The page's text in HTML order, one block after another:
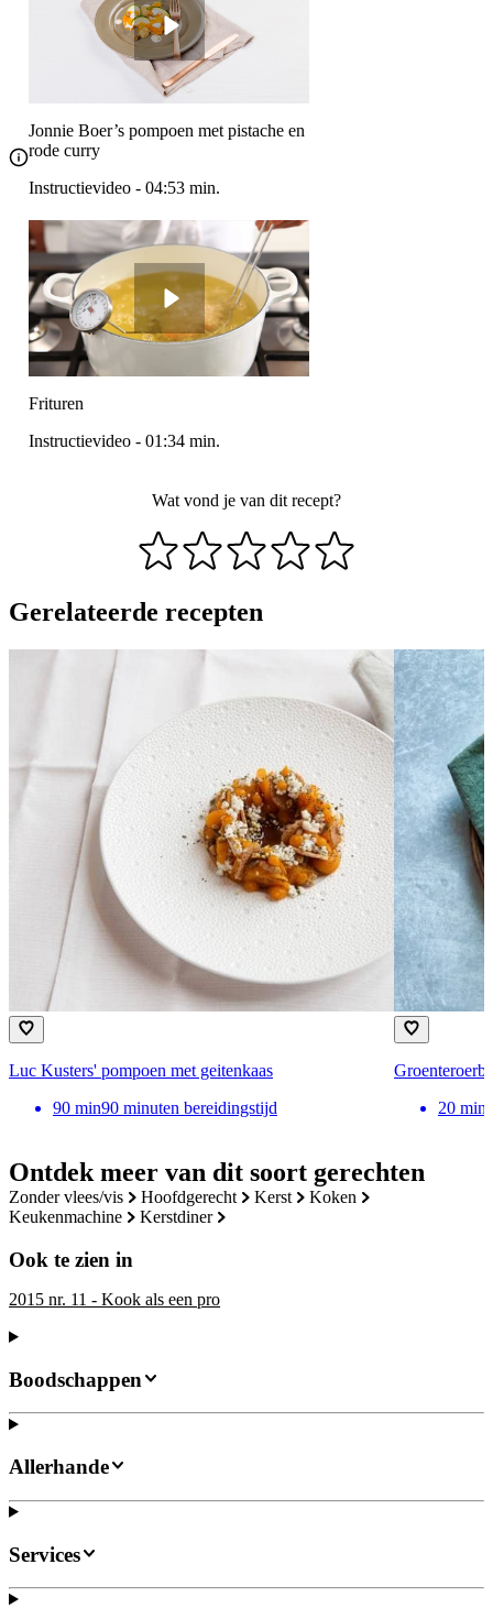
Ontdek meer van dit soort gerechten
zonder vlees/vis hoofdgerecht kerst
koken
keukenmachine
kerstdiner
Ook te zien in
2015 nr. 11 - Kook als een pro
Jonnie Boer’s pompoen met pistache en
rode curry
Instructievideo - 04:53 min.
Frituren
Instructievideo - 01:34 min.
Wat vond je van dit recept?
Gerelateerde recepten
Luc Kusters' pompoen met geitenkaas
90 min90 minuten bereidingstijd
20 min
Boodschappen
Allerhande
Services